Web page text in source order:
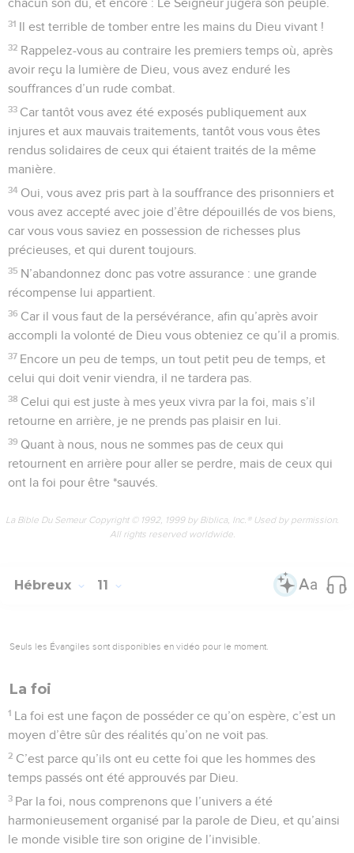
chacun son dû, et encore : Le Seigneur jugera son peuple.
31 Il est terrible de tomber entre les mains du Dieu vivant !
32 Rappelez-vous au contraire les premiers temps où, après
avoir reçu la lumière de Dieu, vous avez enduré les
souffrances d’un rude combat.
33 Car tantôt vous avez été exposés publiquement aux
injures et aux mauvais traitements, tantôt vous vous êtes
rendus solidaires de ceux qui étaient traités de la même
manière.
34 Oui, vous avez pris part à la souffrance des prisonniers et
vous avez accepté avec joie d’être dépouillés de vos biens,
car vous vous saviez en possession de richesses plus
précieuses, et qui durent toujours.
35 N’abandonnez donc pas votre assurance : une grande
récompense lui appartient.
36 Car il vous faut de la persévérance, afin qu’après avoir
accompli la volonté de Dieu vous obteniez ce qu’il a promis.
37 Encore un peu de temps, un tout petit peu de temps, et
celui qui doit venir viendra, il ne tardera pas.
38 Celui qui est juste à mes yeux vivra par la foi, mais s’il
retourne en arrière, je ne prends pas plaisir en lui.
39 Quant à nous, nous ne sommes pas de ceux qui
retournent en arrière pour aller se perdre, mais de ceux qui
ont la foi pour être *sauvés.
La Bible Du Semeur Copyright © 1992, 1999 by Biblica, Inc.® Used by permission.
All rights reserved worldwide.
Hébreux 11
Seuls les Évangiles sont disponibles en vidéo pour le moment.
La foi
1 La foi est une façon de posséder ce qu’on espère, c’est un
moyen d’être sûr des réalités qu’on ne voit pas.
2 C’est parce qu’ils ont eu cette foi que les hommes des
temps passés ont été approuvés par Dieu.
3 Par la foi, nous comprenons que l’univers a été
harmonieusement organisé par la parole de Dieu, et qu’ainsi
le monde visible tire son origine de l’invisible.